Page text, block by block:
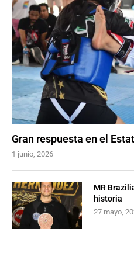
Gran respuesta en el
1 junio, 2026
MR
historia
27 mayo,